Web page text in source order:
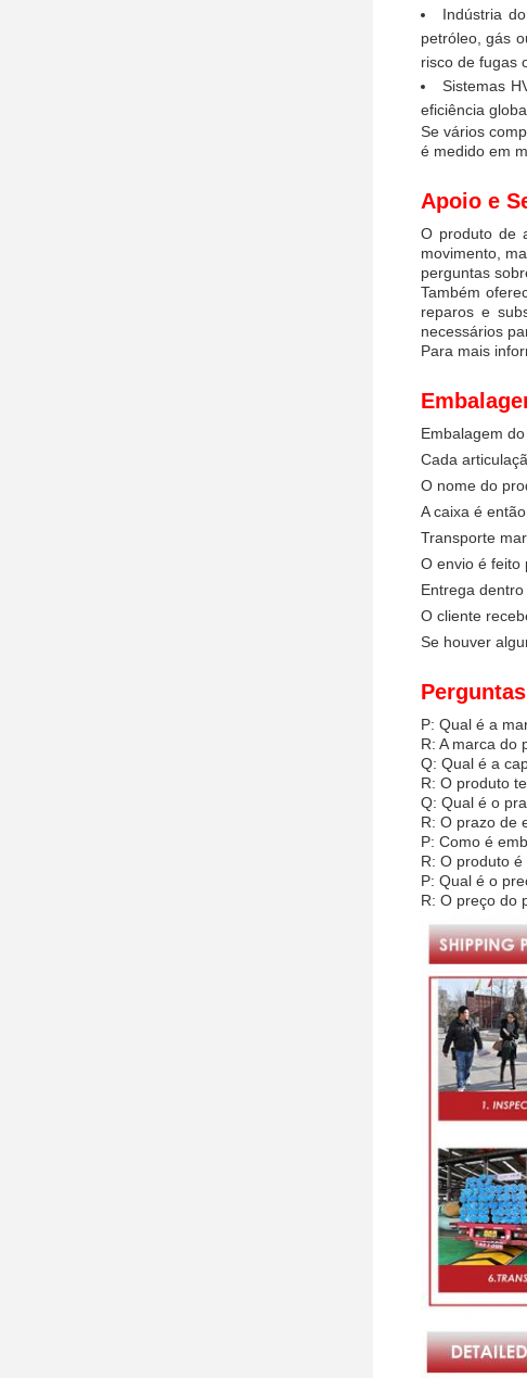
Indústria
petróleo, gás
risco de fugas
Sistemas
eficiência
Se vários
é medido em
Apoio e
O produto de
movimento,
perguntas
Também
reparos e
necessários
Para mais
Embalagem
Cada
O nome do
A caixa é
Transporte
O envio é feito
Entrega
O cliente
Se houver
P: Qual é a
R: A marca do
Q: Qual é a
R: O produto
Q: Qual é o
R: O prazo de
P: Como é
R: O produto
P: Qual é o
R: O preço do